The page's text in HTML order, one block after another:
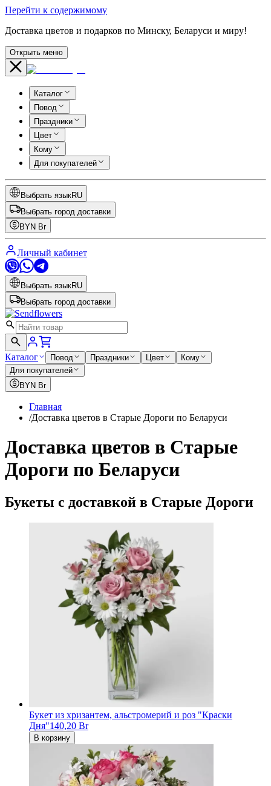
Перейти к содержимому
Доставка цветов и подарков по Минску, Беларуси и миру!
Открыть меню
Каталог
Повод
Праздники
Цвет
Кому
Для покупателей
Выбрать языкRU
Выбрать город доставки
BYN Br
Личный кабинет
Выбрать языкRU
Выбрать город доставки
Каталог Повод Праздники Цвет
Кому
Для покупателей
BYN Br
Главная
/Доставка цветов в Старые Дороги по Беларуси
Доставка цветов в Старые
Дороги по Беларуси
Букеты с доставкой в Старые Дороги
Букет из хризантем, альстромерий и роз "Краски
Дня"140,20 Br
В корзину